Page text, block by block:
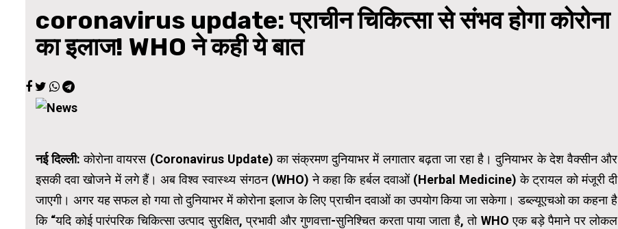
coronavirus update: प्राचीन चिकित्सा से संभव होगा कोरोना
का इलाज! WHO ने कही ये बात
नई दिल्ली: कोरोना वायरस (Coronavirus Update) का संक्रमण दुनियाभर में लगातार बढ़ता जा रहा है। दुनियाभर के देश वैक्सीन और
इसकी दवा खोजने में लगे हैं। अब विश्व स्वास्थ्य संगठन (WHO) ने कहा कि हर्बल दवाओं (Herbal Medicine) के ट्रायल को मंजूरी दी
जाएगी। अगर यह सफल हो गया तो दुनियाभर में कोरोना इलाज के लिए प्राचीन दवाओं का उपयोग किया जा सकेगा। डब्ल्यूएचओ का कहना है
कि “यदि कोई पारंपरिक चिकित्सा उत्पाद सुरक्षित, प्रभावी और गुणवत्ता-सुनिश्चित करता पाया जाता है, तो WHO एक बड़े पैमाने पर लोकल